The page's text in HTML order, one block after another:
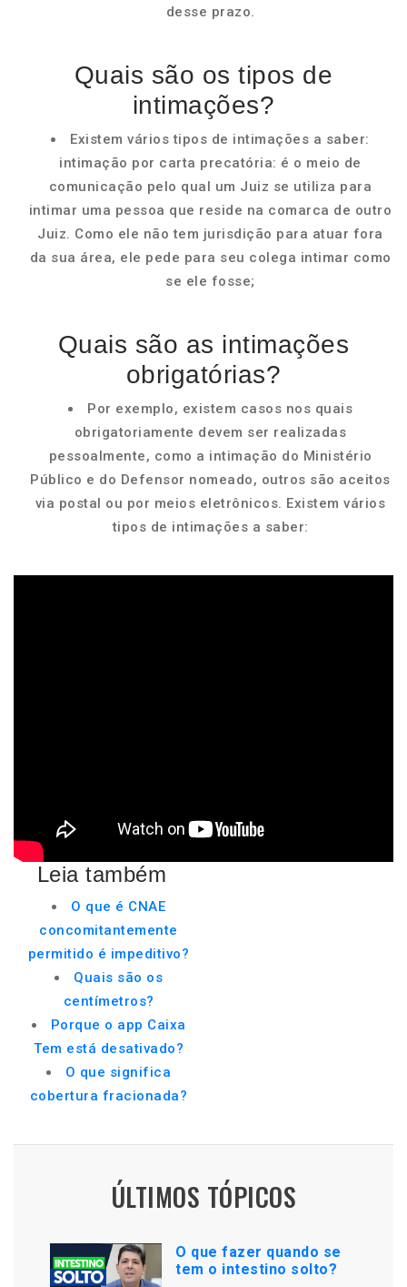
desse prazo.
Quais são os tipos de
intimações?
Existem vários tipos de intimações a saber:
intimação por carta precatória: é o meio de
comunicação pelo qual um Juiz se utiliza para
intimar uma pessoa que reside na comarca de outro
Juiz. Como ele não tem jurisdição para atuar fora
da sua área, ele pede para seu colega intimar como
se ele fosse;
Quais são as intimações
obrigatórias?
Por exemplo, existem casos nos quais
obrigatoriamente devem ser realizadas
pessoalmente, como a intimação do Ministério
Público e do Defensor nomeado, outros são aceitos
via postal ou por meios eletrônicos. Existem vários
tipos de intimações a saber:
Leia também
O que é CNAE
concomitantemente
permitido é impeditivo?
Quais são os
centímetros?
Porque o app Caixa
Tem está desativado?
O que significa
cobertura fracionada?
ÚLTIMOS TÓPICOS
O que fazer quando se
tem o intestino solto?